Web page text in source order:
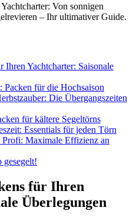
Von sonnigen
– Ihr ultimativer Guide.
Ihren Yachtcharter: Saisonale
für die Hochsaison
Die Übergangszeiten
für kältere Segeltörns
Essentials für jeden Törn
Profi: Maximale Effizienz an
gesegelt!
für Ihren
Überlegungen